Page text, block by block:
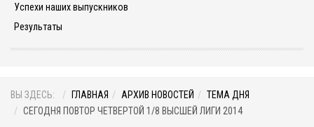
Успехи наших выпускников
Результаты
ВЫ ЗДЕСЬ: ГЛАВНАЯ АРХИВ НОВОСТЕЙ
ТЕМА ДНЯ
СЕГОДНЯ ПОВТОР ЧЕТВЕРТОЙ 1/8 ВЫСШЕЙ ЛИГИ 2014